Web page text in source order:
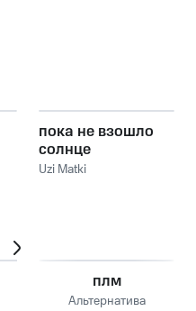
пока не взошло
солнце
Uzi Matki
плм
Альтернатива